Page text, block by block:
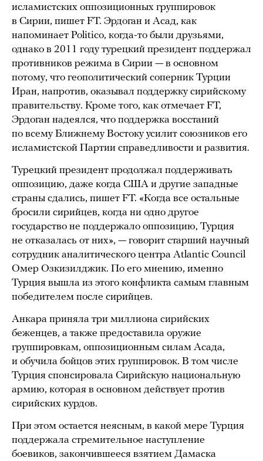
исламистских оппозиционных группировок
в Сирии, пишет FT. Эрдоган и Асад, как
напоминает Politico, когда-то были друзьями,
однако в 2011 году турецкий президент поддержал
противников режима в Сирии — в основном
потому, что геополитический соперник Турции
Иран, напротив, оказывал поддержку сирийскому
правительству. Кроме того, как отмечает FT,
Эрдоган надеялся, что поддержка восстаний
по всему Ближнему Востоку усилит союзников его
исламистской Партии справедливости и развития.
Турецкий президент продолжал поддерживать
оппозицию, даже когда США и другие западные
страны сдались, пишет FT. «Когда все остальные
бросили сирийцев, когда ни одно другое
государство не поддержало оппозицию, Турция
не отказалась от них», — говорит старший научный
сотрудник аналитического центра Atlantic Council
Омер Озкизилджик. По его мнению, именно
Турция вышла из этого конфликта самым главным
победителем после сирийцев.
Анкара приняла три миллиона сирийских
беженцев, а также предоставила оружие
группировкам, оппозиционным силам Асада,
и обучила бойцов этих группировок. В том числе
Турция спонсировала Сирийскую национальную
армию, которая в основном действует против
сирийских курдов.
При этом остается неясным, в какой мере Турция
поддержала стремительное наступление
боевиков, закончившееся взятием Дамаска